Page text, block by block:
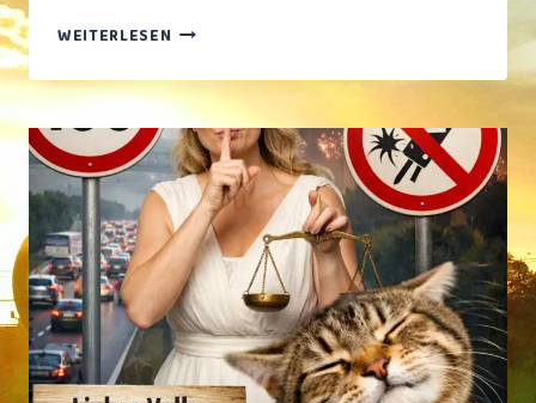
WEITERLESEN SENSATION:
FÜHRT
„PERMANENT-
WILDCARD“
FÜR
DEUTSCHLAND
EIN,
UM
INSOLVENZ
DES
WELTHANDBALLS
ZU
VERHINDERN